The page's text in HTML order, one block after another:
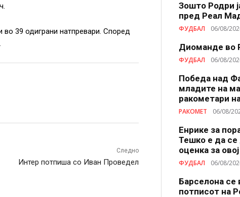
39 одиграни натпревари. Според
Следно
Интер потпиша со Иван Проведел
Зошто Родри
пред Реал
ФУДБАЛ 06/08/
Диоманде во
ФУДБАЛ 06/08/
Победа над
младите на
ракометари
РАКОМЕТ 06/08/
Енрике за
Тешко е да се
оценка за
ФУДБАЛ 06/08/
Барселона се
потписот на